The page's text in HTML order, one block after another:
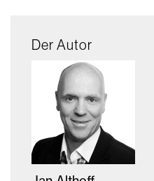
Der Autor